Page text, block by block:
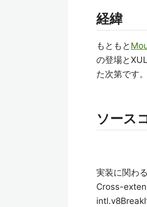
経緯
もともと
の登場と
た次第です。
ソース
実装に関わ
Cross-